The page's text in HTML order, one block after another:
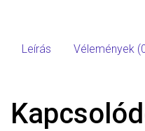
Leírás Vélemények